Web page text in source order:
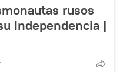
rusos
Independencia |